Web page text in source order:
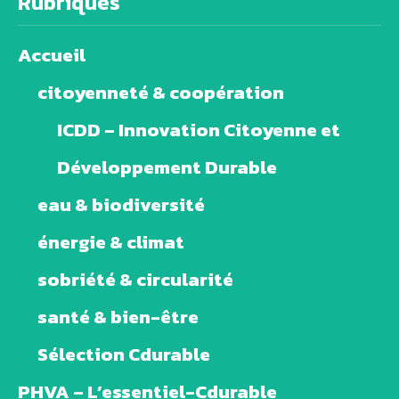
Accueil
citoyenneté & coopération
ICDD – Innovation Citoyenne et
Développement Durable
eau & biodiversité
énergie & climat
sobriété & circularité
santé & bien-être
Sélection Cdurable
PHVA – L’essentiel-Cdurable